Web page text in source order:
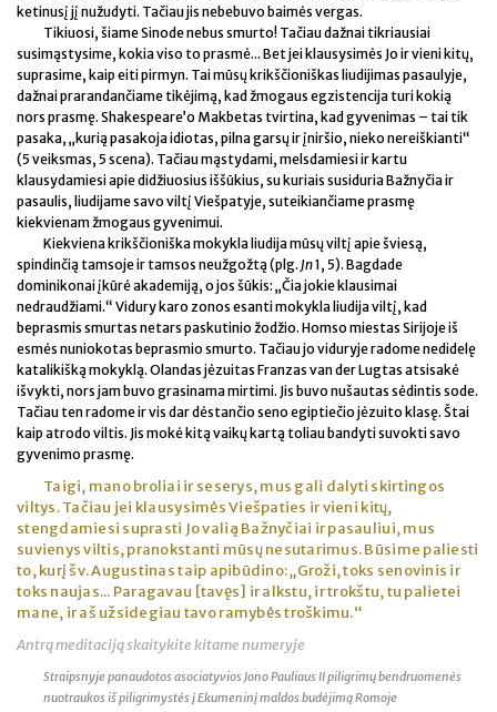
ketinusį jį nužudyti. Tačiau jis nebebuvo baimės vergas.
Tikiuosi, šiame Sinode nebus smurto! Tačiau dažnai tikriausiai
susimąstysime, kokia viso to prasmė... Bet jei klausysimės Jo ir vieni kitų,
suprasime, kaip eiti pirmyn. Tai mūsų krikščioniškas liudijimas pasaulyje,
dažnai prarandančiame tikėjimą, kad žmogaus egzistencija turi kokią
nors prasmę. Shakespeare’o Makbetas tvirtina, kad gyvenimas – tai tik
pasaka, „kurią pasakoja idiotas, pilna garsų ir įniršio, nieko nereiškianti“
(5 veiksmas, 5 scena). Tačiau mąstydami, melsdamiesi ir kartu
klausydamiesi apie didžiuosius iššūkius, su kuriais susiduria Bažnyčia ir
pasaulis, liudijame savo viltį Viešpatyje, suteikiančiame prasmę
kiekvienam žmogaus gyvenimui.
Kiekviena krikščioniška mokykla liudija mūsų viltį apie šviesą,
spindinčią tamsoje ir tamsos neužgožtą (plg. Jn1, 5). Bagdade
dominikonai įkūrė akademiją, o jos šūkis: „Čia jokie klausimai
nedraudžiami.“ Vidury karo zonos esanti mokykla liudija viltį, kad
beprasmis smurtas netars paskutinio žodžio. Homso miestas Sirijoje iš
esmės nuniokotas beprasmio smurto. Tačiau jo viduryje radome nedidelę
katalikišką mokyklą. Olandas jėzuitas Franzas van der Lugtas atsisakė
išvykti, nors jam buvo grasinama mirtimi. Jis buvo nušautas sėdintis sode.
Tačiau ten radome ir vis dar dėstančio seno egiptiečio jėzuito klasę. Štai
kaip atrodo viltis. Jis mokė kitą vaikų kartą toliau bandyti suvokti savo
gyvenimo prasmę.
Taigi, mano broliai ir seserys, mus gali dalyti skirtingos
viltys. Tačiau jei klausysimės Viešpaties ir vieni kitų,
stengdamiesi suprasti Jo valią Bažnyčiai ir pasauliui, mus
suvienys viltis, pranokstanti mūsų nesutarimus. Būsime paliesti
to, kurį šv. Augustinas taip apibūdino: „Groži, toks senovinis ir
toks naujas... Paragavau [tavęs] ir alkstu, ir trokštu, tu palietei
mane, ir aš užsidegiau tavo ramybės troškimu.“
Antrą meditaciją skaitykite kitame numeryje
Straipsnyje panaudotos asociatyvios Jono Pauliaus II piligrimų bendruomenės
nuotraukos iš piligrimystės į Ekumeninį maldos budėjimą Romoje